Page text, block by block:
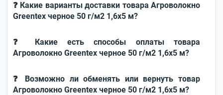
❓ Какие варианты доставки товара Агроволокно
Greentex черное 50 г/м2 1,6x5 м?
❓ Какие есть способы оплаты товара
Агроволокно Greentex черное 50 г/м2 1,6x5 м?
❓ Возможно ли обменять или вернуть товар
Агроволокно Greentex черное 50 г/м2 1,6x5 м?